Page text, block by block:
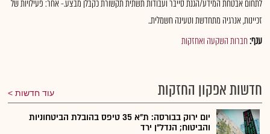
לתחום אבטחת המידע/הגנת סייבר ועבודות תשתית תקשורת כקבלן מבצע.- אחר: פעילויות של
זכיינות, אנרגיה מתחדשת וטעינה חשמלית..
ענף:חברות השקעה ואחזקות
חדשות אפקון החזקות עוד חדשות
יום ירוק בבורסה: ת"א 35 טיפס בהובלת הביטחוניות
והביטוח; הנדל"ן ירד